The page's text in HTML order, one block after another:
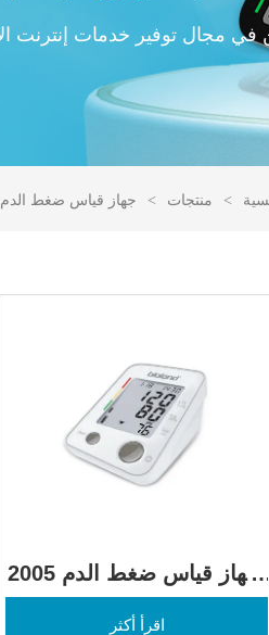
> منتجات > جهاز قياس ضغط الدم
2005 جهاز قياس ضغط الدم
من أعلى الذراع
اقرأ أكثر